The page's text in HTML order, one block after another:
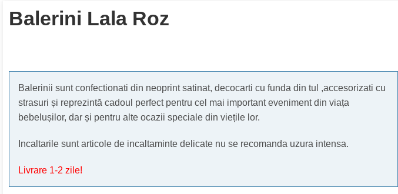
Balerini Lala Roz
Balerinii sunt confectionati din neoprint satinat, decocarti cu funda din tul ,accesorizati cu
strasuri și reprezintă cadoul perfect pentru cel mai important eveniment din viața
bebelușilor, dar și pentru alte ocazii speciale din viețile lor.
Incaltarile sunt articole de incaltaminte delicate nu se recomanda uzura intensa.
Livrare 1-2 zile!